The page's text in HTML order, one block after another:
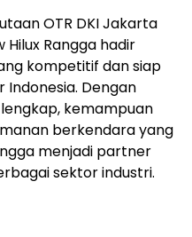
OTR DKI Jakarta
Hilux Rangga hadir
kompetitif dan siap
Dengan
kemampuan
berkendara yang
menjadi partner
sektor industri.